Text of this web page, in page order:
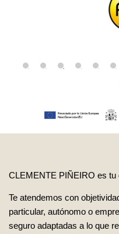
CLEMENTE PIÑEIRO es tu
Te atendemos con
particular, autónomo o
seguro adaptadas a lo que